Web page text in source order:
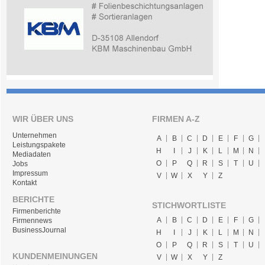
WIR ÜBER UNS
Unternehmen
Leistungspakete
Mediadaten
Jobs
Impressum
Kontakt
BERICHTE
Firmenberichte
Firmennews
BusinessJournal
KUNDENMEINUNGEN
FIRMEN A-Z
A B C D E F
G
H
J K L M
N
O
P Q R S T
U
V
W X Y Z
STICHWORTLISTE
A B C D E F
G
H
J K L M
N
O
P Q R S T
U
V
W X Y Z